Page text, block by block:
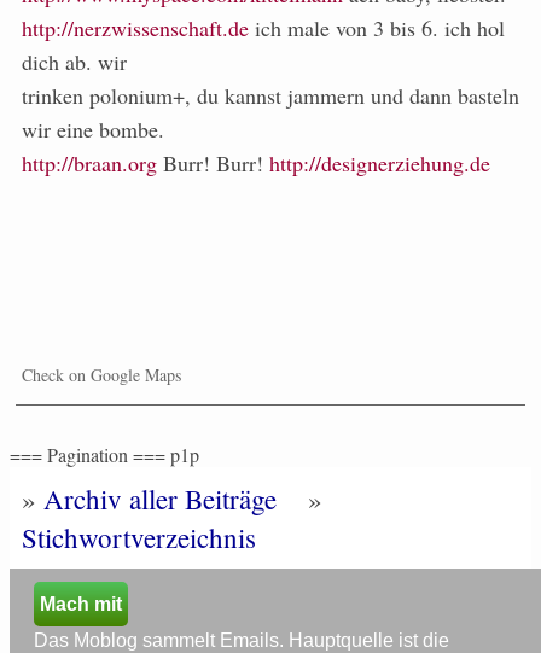
http://nerzwissenschaft.de ich male von 3 bis 6. ich hol
dich ab. wir
trinken polonium+, du kannst jammern und dann basteln
wir eine bombe.
http://braan.org Burr! Burr! http://designerziehung.de
Check on Google Maps
=== Pagination === p1p
» Archiv aller Beiträge
»
Stichwortverzeichnis
Mach mit
Das Moblog sammelt Emails. Hauptquelle ist die